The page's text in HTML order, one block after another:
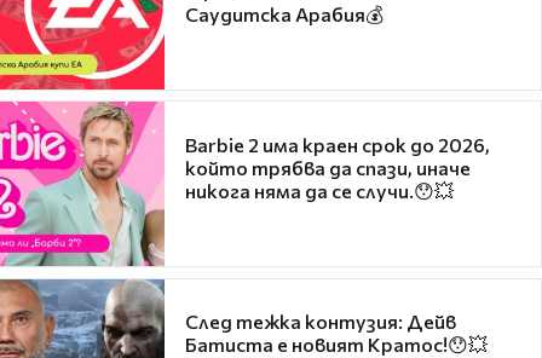
Саудитска Арабия💰
Barbie 2 има краен срок до 2026,
който трябва да спази, иначе
никога няма да се случи.😯💥
След тежка контузия: Дейв
Батиста е новият Кратос!😯💥